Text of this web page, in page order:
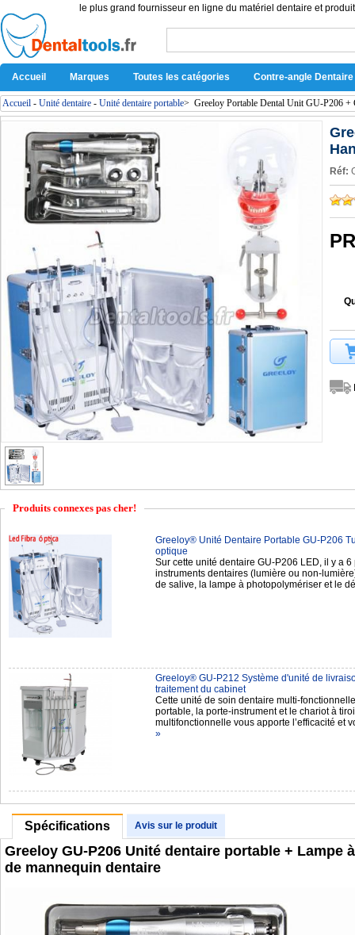
le plus grand fournisseur en ligne du matériel dentaire et
Accueil Marques Toutes les catégories Contre-angle Dentaire
Accueil - Unité dentaire - Unité dentaire portable> Greeloy Portable Dental Unit GU-P206
Réf:
Produits connexes pas cher!
Greeloy® Unité Dentaire Portable GU-P206
optique
Sur cette unité dentaire GU-P206 LED, il y a
instruments dentaires (lumière ou non-
de salive, la lampe à photopolymériser et le
Greeloy® GU-P212 Système d'unité de
traitement du cabinet
Cette unité de soin dentaire multi-
portable, la porte-instrument et le chariot à
multifonctionnelle vous apporte l’efficacité et
»
Spécifications Avis sur le produit
Greeloy GU-P206 Unité dentaire portable +
de mannequin dentaire